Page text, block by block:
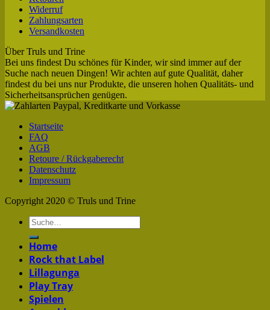
Widerruf
Zahlungsarten
Versandkosten
Über Truls und Trine
Bei uns findest Du schönes für Kinder, wir sind immer auf der
Suche nach neuen Dingen! Wir achten auf gute Qualität, daher
findest du bei uns nur Produkte, die unseren hohen Qualitäts- und
Sicherheitsansprüchen genügen.
Startseite
FAQ
AGB
Retoure / Rückgaberecht
Datenschutz
Impressum
Copyright 2020 © Truls und Trine
Home
Rock that Label
Lillagunga
Play Tray
Spielen